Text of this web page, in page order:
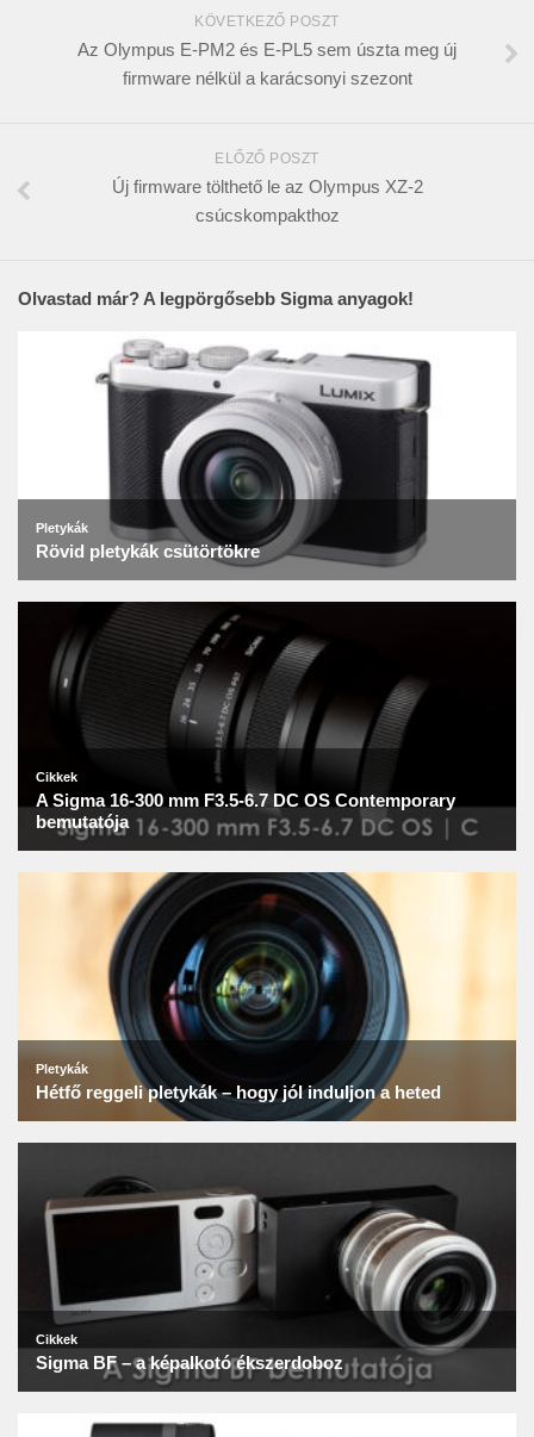
KÖVETKEZŐ POSZT
Az Olympus E-PM2 és E-PL5 sem úszta meg új
firmware nélkül a karácsonyi szezont
ELŐZŐ POSZT
Új firmware tölthető le az Olympus XZ-2
csúcskompakthoz
Olvastad már? A legpörgősebb Sigma anyagok!